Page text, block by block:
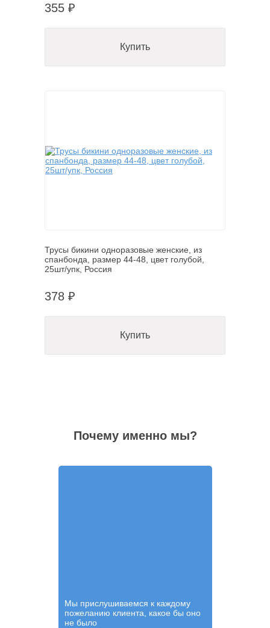
355 ₽
Купить
Трусы бикини одноразовые женские, из
спанбонда, размер 44-48, цвет голубой,
25шт/упк, Россия
378 ₽
Купить
Почему именно мы?
Мы прислушиваемся к каждому
пожеланию клиента, какое бы оно
не было